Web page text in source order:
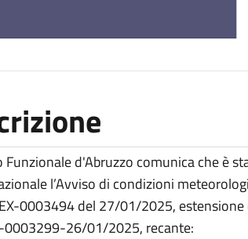
Funzionale d'Abruzzo comunica che è
l’Avviso di condizioni
0003494 del 27/01/2025,
0003299-26/01/2025, recante: